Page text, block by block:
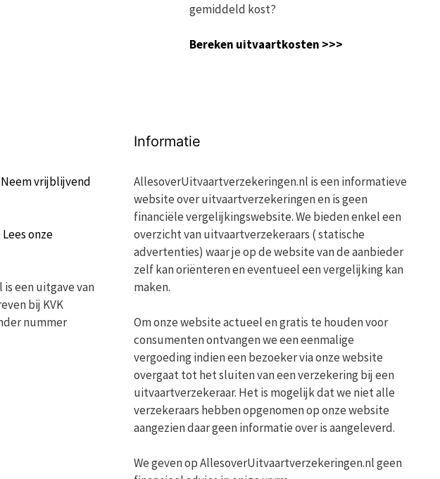
gemiddeld kost?
Bereken uitvaartkosten >>>
Neem vrijblijvend
Lees onze
een uitgave van
bij KVK
nummer
Informatie
AllesoverUitvaartverzekeringen.nl is een informatieve
website over uitvaartverzekeringen en is geen
financiële vergelijkingswebsite. We bieden enkel een
overzicht van uitvaartverzekeraars ( statische
advertenties) waar je op de website van de aanbieder
zelf kan oriënteren en eventueel een vergelijking kan
maken.
Om onze website actueel en gratis te houden voor
consumenten ontvangen we een eenmalige
vergoeding indien een bezoeker via onze website
overgaat tot het sluiten van een verzekering bij een
uitvaartverzekeraar. Het is mogelijk dat we niet alle
verzekeraars hebben opgenomen op onze website
aangezien daar geen informatie over is aangeleverd.
We geven op AllesoverUitvaartverzekeringen.nl geen